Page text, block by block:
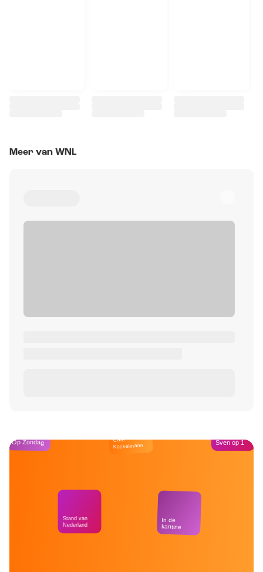
Meer van WNL
Op Zondag
Stand van
Nederland
Café
Kockelmann
In de
kantine
Sven op 1